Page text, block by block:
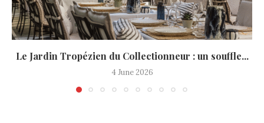
Le Jardin Tropézien du Collectionneur : un souffle...
4 June 2026